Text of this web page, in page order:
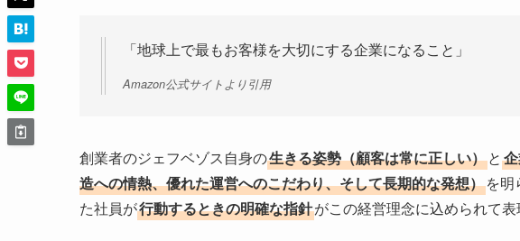
「地球上で最もお客様を大切にする企業になること」
Amazon公式サイトより引用
創業者のジェフベゾス自身の生きる姿勢（顧客は常に正しい）と
造への情熱、優れた運営へのこだわり、そして長期的な発想）を明
た社員が行動するときの明確な指針がこの経営理念に込められて表